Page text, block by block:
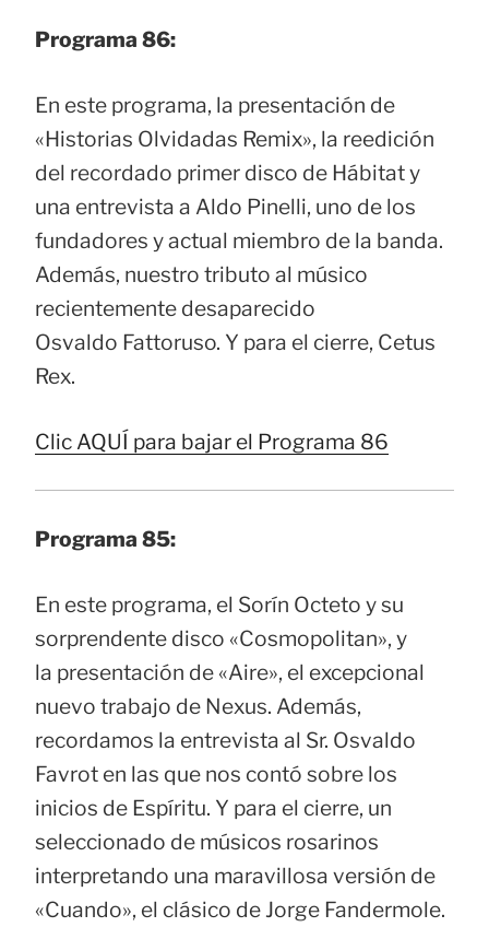
Programa 86:
En este programa, la presentación de
«Historias Olvidadas Remix», la reedición
del recordado primer disco de Hábitat y
una entrevista a Aldo Pinelli, uno de los
fundadores y actual miembro de la banda.
Además, nuestro tributo al músico
recientemente desaparecido
Osvaldo Fattoruso. Y para el cierre, Cetus
Rex.
Clic AQUÍ para bajar el Programa 86
Programa 85:
En este programa, el Sorín Octeto y su
sorprendente disco «Cosmopolitan», y
la presentación de «Aire», el excepcional
nuevo trabajo de Nexus. Además,
recordamos la entrevista al Sr. Osvaldo
Favrot en las que nos contó sobre los
inicios de Espíritu. Y para el cierre, un
seleccionado de músicos rosarinos
interpretando una maravillosa versión de
«Cuando», el clásico de Jorge Fandermole.